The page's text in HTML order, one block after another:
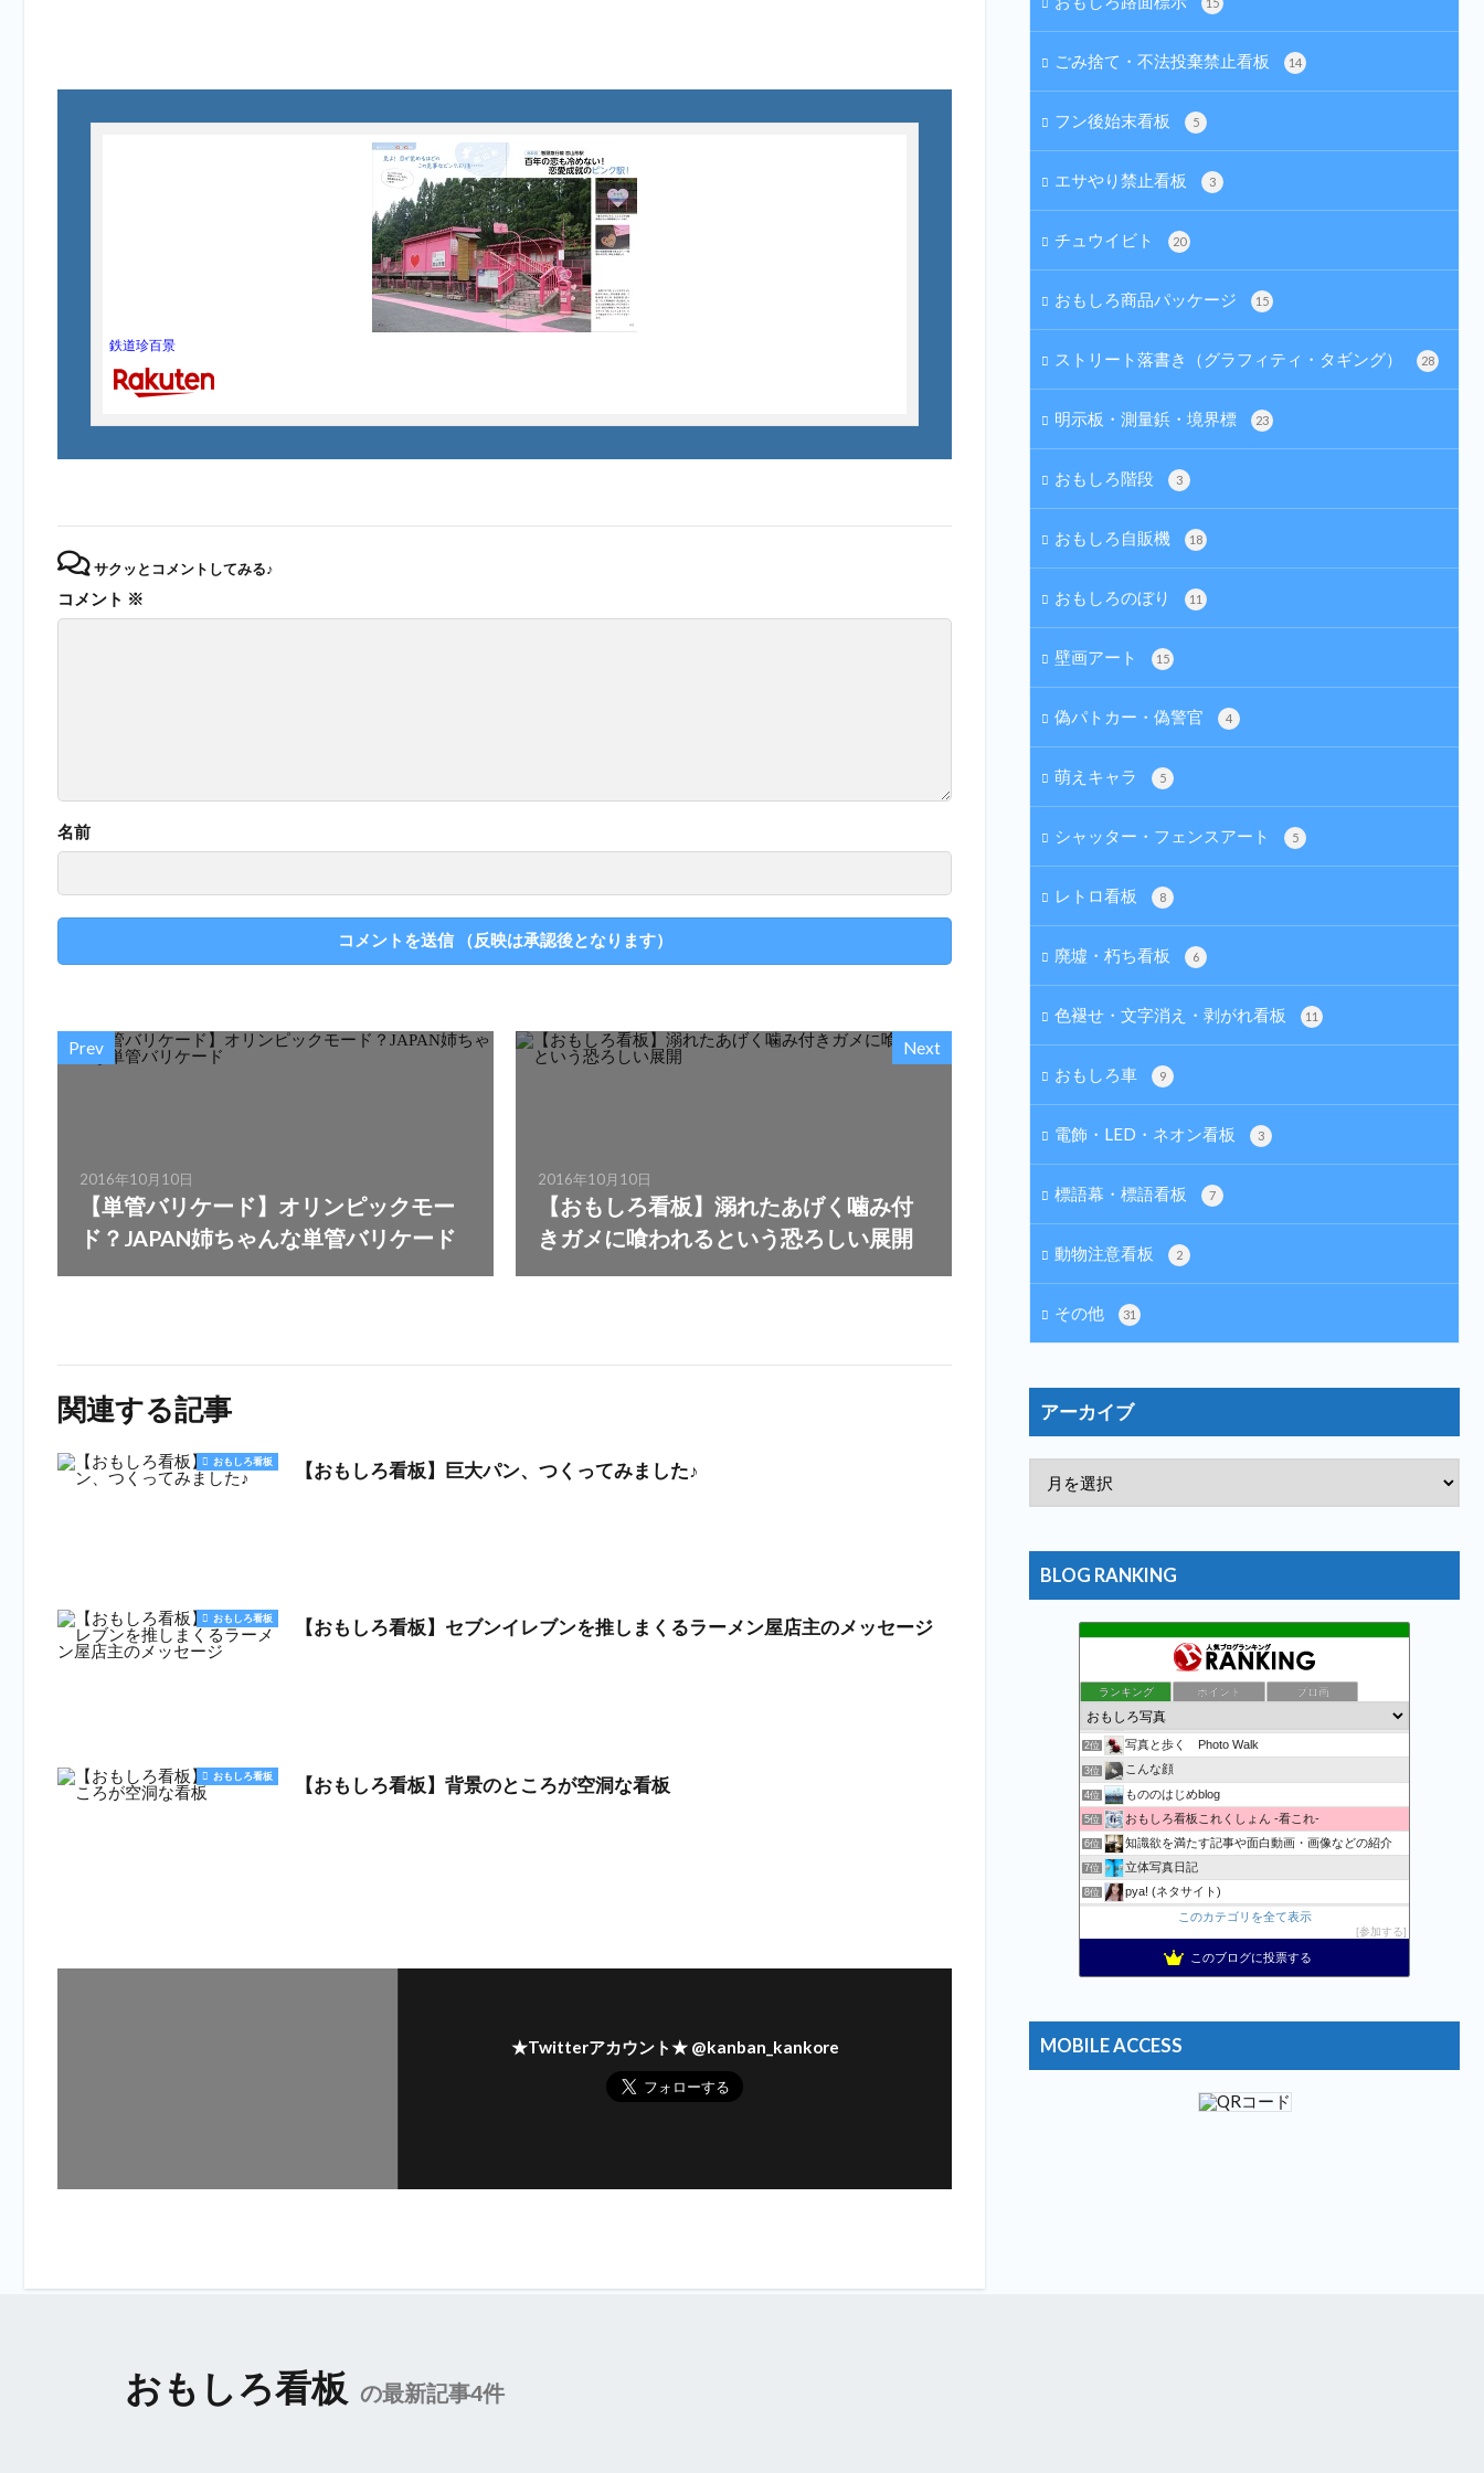
鉄道珍百景
サクッとコメントしてみる♪
コメント ※
名前
Prev
2016年10月10日
【単管バリケード】オリンピックモー
ド？JAPAN姉ちゃんな単管バリケード
Next
2016年10月10日
【おもしろ看板】溺れたあげく噛み付
きガメに喰われるという恐ろしい展開
関連する記事
おもしろ看板 【おもしろ看板】巨大パン、つくってみました♪
おもしろ看板 【おもしろ看板】セブンイレブンを推しまくるラーメン屋店主のメッセージ
おもしろ看板 【おもしろ看板】背景のところが空洞な看板
★Twitterアカウント★ @kanban_kankore
ごみ捨て・不法投棄禁止看板 14
フン後始末看板 5
エサやり禁止看板 3
チュウイビト 20
おもしろ商品パッケージ 15
ストリート落書き（グラフィティ・タギング） 28
明示板・測量鋲・境界標 23
おもしろ階段 3
おもしろ自販機 18
おもしろのぼり 11
壁画アート 15
偽パトカー・偽警官 4
萌えキャラ 5
シャッター・フェンスアート 5
レトロ看板 8
廃墟・朽ち看板 6
色褪せ・文字消え・剥がれ看板 11
おもしろ車 9
電飾・LED・ネオン看板 3
標語幕・標語看板 7
動物注意看板 2
その他 31
アーカイブ
BLOG RANKING
ランキング ポイント ブロ画
1位 万物秘宝館
2位 写真と歩く Photo Walk
3位 こんな顔
4位 もののはじめblog
5位 おもしろ看板これくしょん -看これ-
6位 知識欲を満たす記事や面白動画・画像などの紹介
7位 立体写真日記
8位 pya! (ネタサイト)
記事一覧 | 野鳥との日常生活を綴る - 楽天ブログ
10位 おまたせくまちゃん、たま〜に更新。
Apple・任天堂情報局
14位 おとぼけワールドワイド
このカテゴリを全て表示
参加する
このブログに投票する
MOBILE ACCESS
おもしろ看板 の最新記事4件